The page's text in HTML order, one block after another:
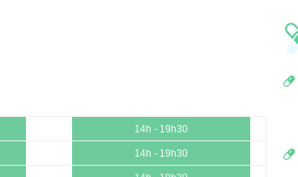
14h - 19h30
14h - 19h30